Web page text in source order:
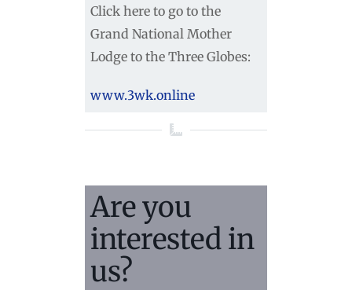
Click here to go to the
Grand National Mother
Lodge to the Three Globes:
www.3wk.online
Are you
interested in
us?